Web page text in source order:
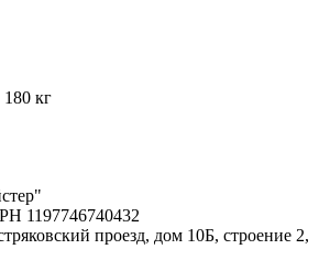
180 кг
1197746740432
проезд, дом 10Б, строение 2,